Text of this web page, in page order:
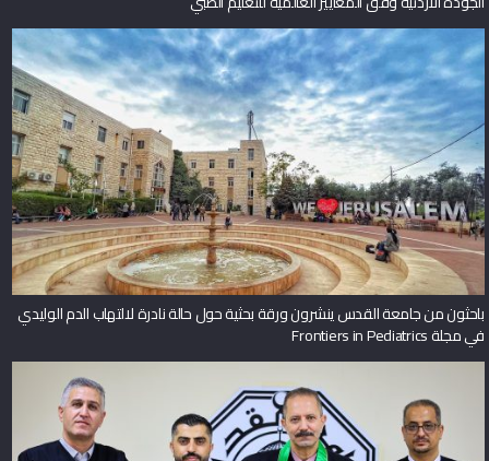
باحثون من جامعة القدس ينشرون ورقة بحثية حول حالة نادرة لالتهاب الدم الوليدي
في مجلة Frontiers in Pediatrics